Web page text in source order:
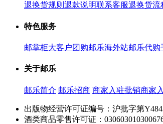
退换货规则 退款说明联系客服退换货流
特色服务
邮掌柜大客户团购邮乐海外站邮乐代购
关于邮乐
邮乐简介 邮乐招商 商家入驻批销商家
出版物经营许可证编号：沪批字第
酒类商品零售许可证：